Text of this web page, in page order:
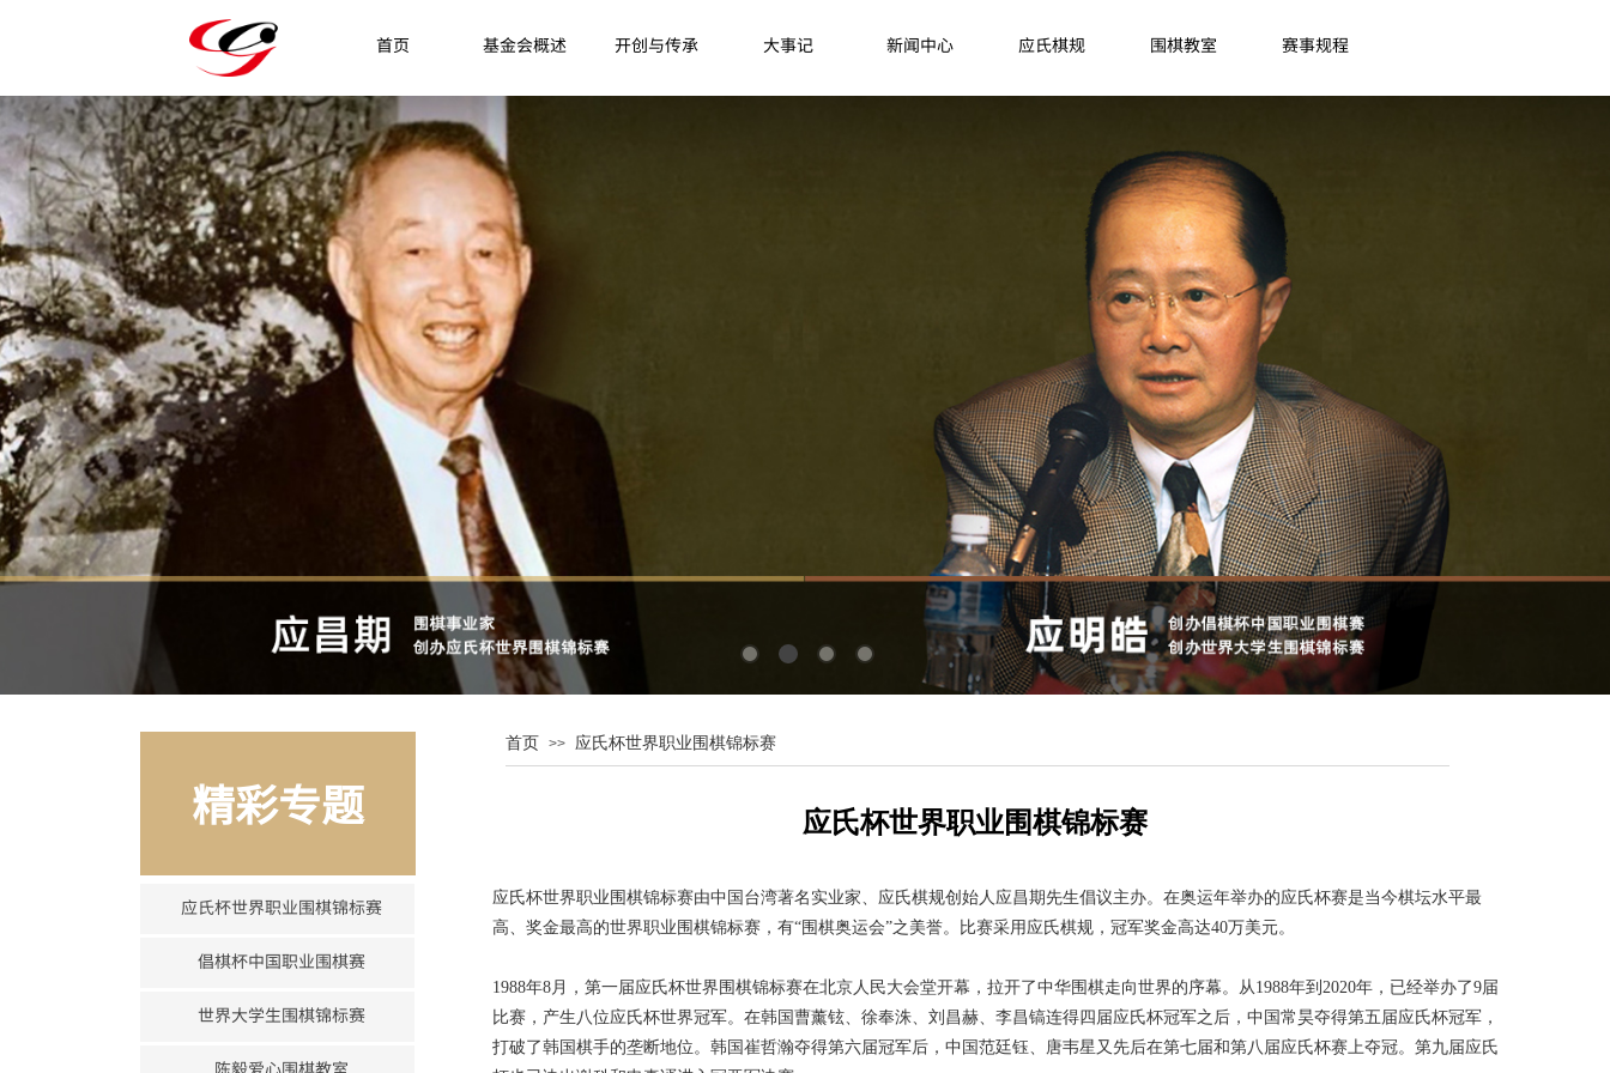
首页 基金会概述 开创与传承 大事记 新闻中心 应氏棋规 围棋教室 赛事规程
首页 >> 应氏杯世界职业围棋锦标赛
精彩专题 应氏杯世界职业围棋锦标赛
应氏杯世界职业围棋锦标赛由中国台湾著名实业家、应氏棋规创始人应昌期先生倡议主办。在奥运年举办的应氏杯赛是当今棋坛水平最
高、奖金最高的世界职业围棋锦标赛，有“围棋奥运会”之美誉。比赛采用应氏棋规，冠军奖金高达40万美元。
1988年8月，第一届应氏杯世界围棋锦标赛在北京人民大会堂开幕，拉开了中华围棋走向世界的序幕。从1988年到 2020年，已经举办了9届
比赛，产生八位应氏杯世界冠军。在韩国曹薰铉、徐奉洙、刘昌赫、李昌镐连得四届应氏杯冠军之后，中国常昊夺得第五届应氏杯冠军，
打破了韩国棋手的垄断地位。韩国崔哲瀚夺得第六届冠军后，中国范廷钰、唐韦星又先后在第七届和第八届应氏杯赛上夺冠。第九届应氏
应氏杯世界职业围棋锦标赛
倡棋杯中国职业围棋赛
世界大学生围棋锦标赛
陈毅爱心围棋教室